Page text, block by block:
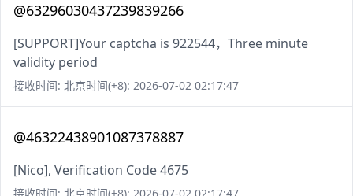
@63296030437239839266
[SUPPORT]Your captcha is 922544，Three minute
validity period
接收时间: 北京时间(+8): 2026-07-02 02:17:47
@46322438901087378887
[Nico], Verification Code 4675